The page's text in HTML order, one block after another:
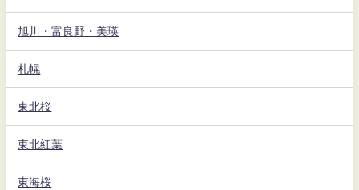
旭川・富良野・美瑛
札幌
東北桜
東北紅葉
東海桜